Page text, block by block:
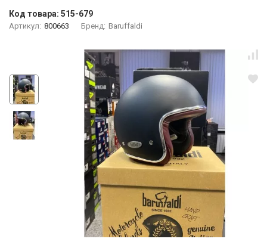
Код товара: 515-679
Артикул: 800663 Бренд: Baruffaldi